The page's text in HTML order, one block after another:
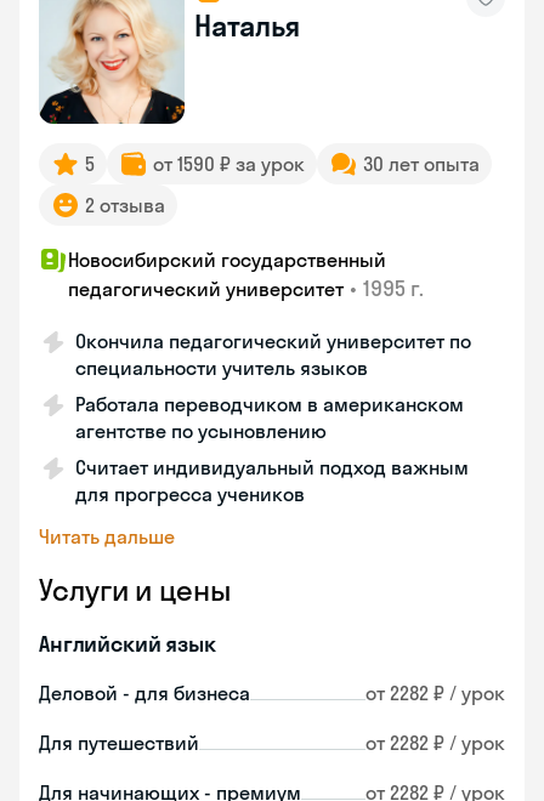
Наталья
5 от 1590 ₽ за урок
30 лет опыта
2 отзыва
Новосибирский государственный
педагогический университет • 1995 г.
Окончила педагогический университет по
специальности учитель языков
Работала переводчиком в американском
агентстве по усыновлению
Считает индивидуальный подход важным
для прогресса учеников
Читать дальше
Услуги и цены
Английский язык
Деловой - для бизнеса от 2282 ₽ / урок
Для путешествий от 2282 ₽ / урок
Для начинающих - премиум от 2282 ₽ / урок